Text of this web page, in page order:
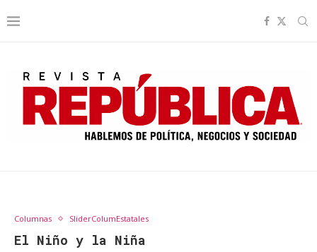
Columnas SliderColumEstatales
El Niño y la Niña